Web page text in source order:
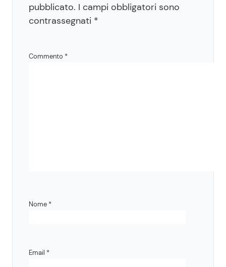
pubblicato. I campi obbligatori sono
contrassegnati *
Commento *
Nome *
Email *